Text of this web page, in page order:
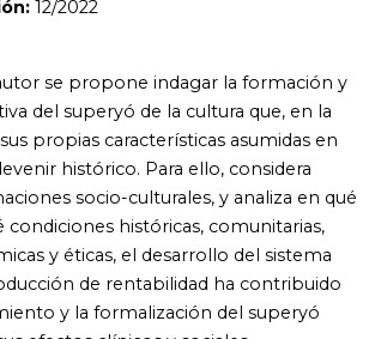
de subjetividad acorde con los
y el consumo. El espíritu del
de diálogo del psicoanálisis
historia, la sociología y la
ciertos fenómenos que lee desde
síntoma. Entre la complejidad de
aborda algunos aspectos de
relación entre economía y poder
el culto de lo nuevo como
actuales del malestar
de las referencias simbólicas,